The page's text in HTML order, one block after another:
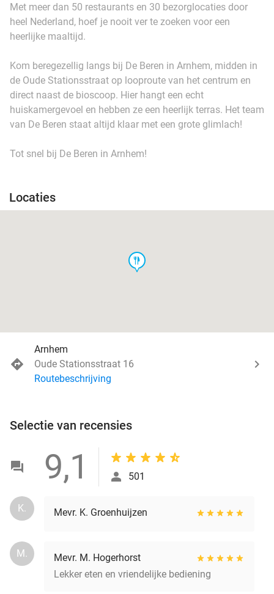
Met meer dan 50 restaurants en 30 bezorglocaties door
heel Nederland, hoef je nooit ver te zoeken voor een
heerlijke maaltijd.
Kom beregezellig langs bij De Beren in Arnhem, midden in
de Oude Stationsstraat op looproute van het centrum en
direct naast de bioscoop. Hier hangt een echt
huiskamergevoel en hebben ze een heerlijk terras. Het team
van De Beren staat altijd klaar met een grote glimlach!
Tot snel bij De Beren in Arnhem!
Locaties
food
Arnhem
Oude Stationsstraat 16
Routebeschrijving
Selectie van recensies
9,1 501
K. Mevr. K. Groenhuijzen
M.
Mevr. M. Hogerhorst
Lekker eten en vriendelijke bediening